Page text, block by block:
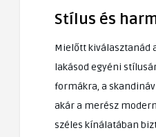
Stílus és
Mielőtt kiválasztanád
lakásod egyéni
formákra, a
akár a merész
széles kínálatában